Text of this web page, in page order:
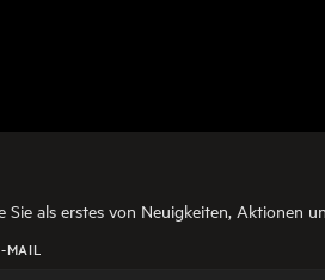
Sie als erstes von Neuigkeiten, Aktionen
MAIL